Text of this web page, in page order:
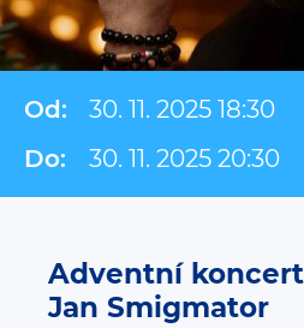
Od:
30. 11. 2025 18:30
Do:
30. 11. 2025 20:30
Adventní
Jan Smigmator